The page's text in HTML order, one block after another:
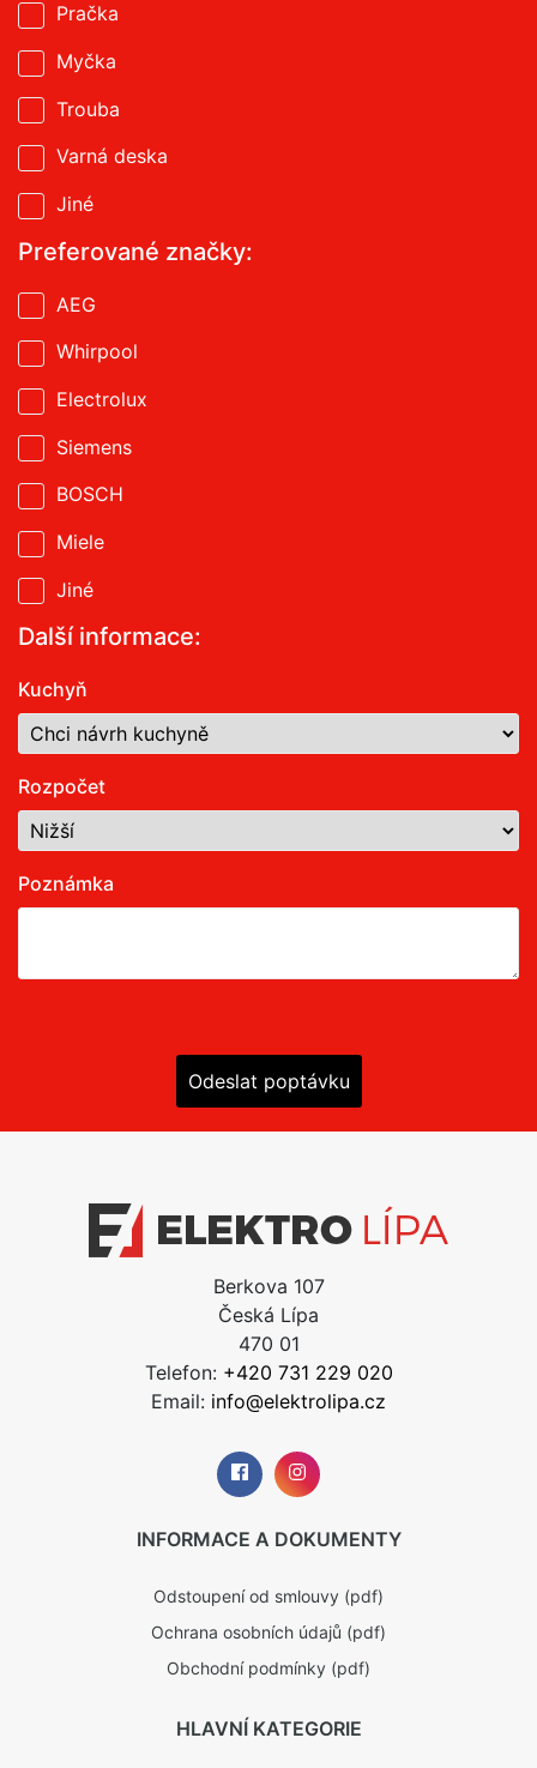
Pračka
Myčka
Trouba
Varná deska
Jiné
Preferované značky:
AEG
Whirpool
Electrolux
Siemens
BOSCH
Miele
Jiné
Další informace:
Kuchyň
Rozpočet
Poznámka
Odeslat poptávku
Berkova 107
Česká Lípa
470 01
Telefon: +420 731 229 020
Email: info@elektrolipa.cz
INFORMACE A DOKUMENTY
Odstoupení od smlouvy (pdf)
Ochrana osobních údajů (pdf)
Obchodní podmínky (pdf)
HLAVNÍ KATEGORIE